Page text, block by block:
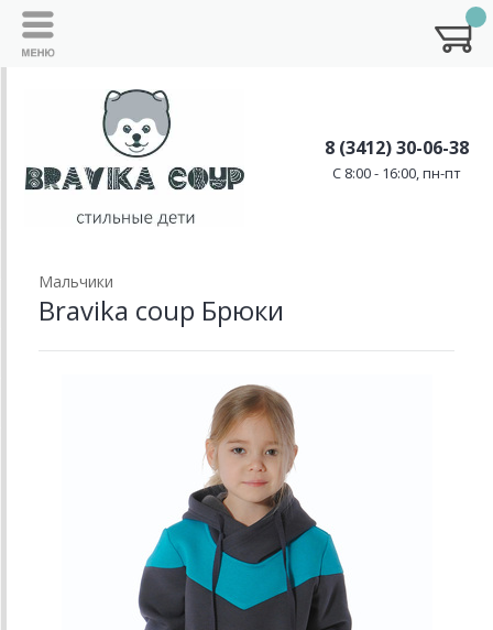
8 (3412) 30-06-38
C 8:00 - 16:00, пн-пт
Мальчики
Bravika coup Брюки